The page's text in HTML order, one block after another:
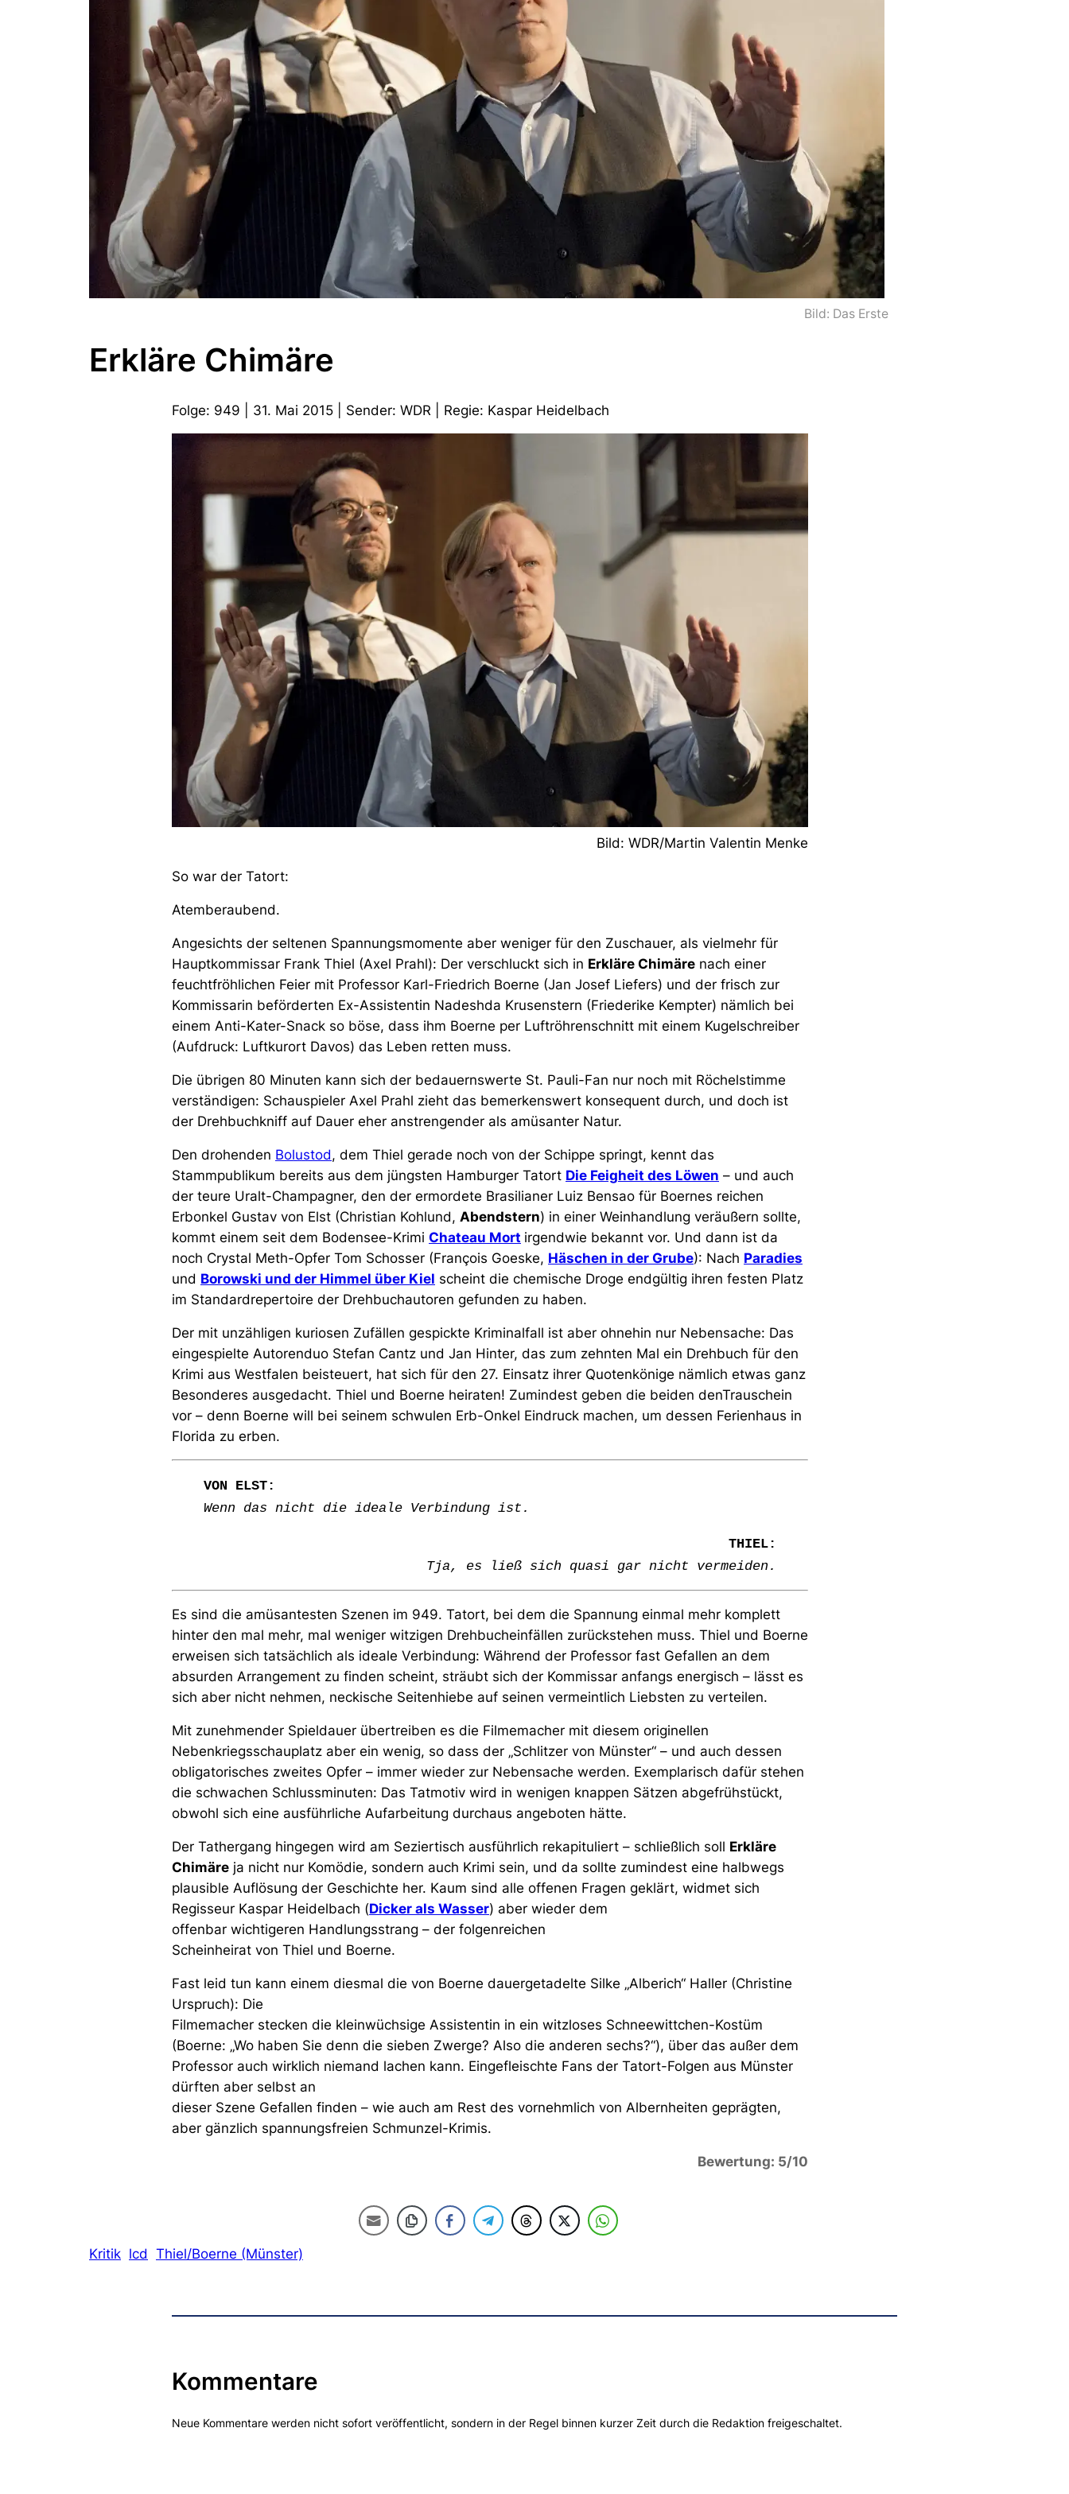
Bild: Das Erste
Erkläre Chimäre
Folge: 949 | 31. Mai 2015 | Sender: WDR | Regie: Kaspar Heidelbach
Bild: WDR/Martin Valentin Menke
So war der Tatort:
Atemberaubend.
Angesichts der seltenen Spannungsmomente aber weniger für den Zuschauer, als vielmehr für
Hauptkommissar Frank Thiel (Axel Prahl): Der verschluckt sich in Erkläre Chimäre nach einer
feuchtfröhlichen Feier mit Professor Karl-Friedrich Boerne (Jan Josef Liefers) und der frisch zur
Kommissarin beförderten Ex-Assistentin Nadeshda Krusenstern (Friederike Kempter) nämlich bei
einem Anti-Kater-Snack so böse, dass ihm Boerne per Luftröhrenschnitt mit einem Kugelschreiber
(Aufdruck: Luftkurort Davos) das Leben retten muss.
Die übrigen 80 Minuten kann sich der bedauernswerte St. Pauli-Fan nur noch mit Röchelstimme
verständigen: Schauspieler Axel Prahl zieht das bemerkenswert konsequent durch, und doch ist
der Drehbuchkniff auf Dauer eher anstrengender als amüsanter Natur.
Den drohenden Bolustod, dem Thiel gerade noch von der Schippe springt, kennt das
Stammpublikum bereits aus dem jüngsten Hamburger Tatort Die Feigheit des Löwen – und auch
der teure Uralt-Champagner, den der ermordete Brasilianer Luiz Bensao für Boernes reichen
Erbonkel Gustav von Elst (Christian Kohlund, Abendstern) in einer Weinhandlung veräußern sollte,
kommt einem seit dem Bodensee-Krimi Chateau Mort irgendwie bekannt vor. Und dann ist da
noch Crystal Meth-Opfer Tom Schosser (François Goeske, Häschen in der Grube): Nach Paradies
und Borowski und der Himmel über Kiel scheint die chemische Droge endgültig ihren festen Platz
im Standardrepertoire der Drehbuchautoren gefunden zu haben.
Der mit unzähligen kuriosen Zufällen gespickte Kriminalfall ist aber ohnehin nur Nebensache: Das
eingespielte Autorenduo Stefan Cantz und Jan Hinter, das zum zehnten Mal ein Drehbuch für den
Krimi aus Westfalen beisteuert, hat sich für den 27. Einsatz ihrer Quotenkönige nämlich etwas ganz
Besonderes ausgedacht. Thiel und Boerne heiraten! Zumindest geben die beiden denTrauschein
vor – denn Boerne will bei seinem schwulen Erb-Onkel Eindruck machen, um dessen Ferienhaus in
Florida zu erben.
VON ELST:
Wenn das nicht die ideale Verbindung ist.
THIEL:
Tja, es ließ sich quasi gar nicht vermeiden.
Es sind die amüsantesten Szenen im 949. Tatort, bei dem die Spannung einmal mehr komplett
hinter den mal mehr, mal weniger witzigen Drehbucheinfällen zurückstehen muss. Thiel und Boerne
erweisen sich tatsächlich als ideale Verbindung: Während der Professor fast Gefallen an dem
absurden Arrangement zu finden scheint, sträubt sich der Kommissar anfangs energisch – lässt es
sich aber nicht nehmen, neckische Seitenhiebe auf seinen vermeintlich Liebsten zu verteilen.
Mit zunehmender Spieldauer übertreiben es die Filmemacher mit diesem originellen
Nebenkriegsschauplatz aber ein wenig, so dass der „Schlitzer von Münster“ – und auch dessen
obligatorisches zweites Opfer – immer wieder zur Nebensache werden. Exemplarisch dafür stehen
die schwachen Schlussminuten: Das Tatmotiv wird in wenigen knappen Sätzen abgefrühstückt,
obwohl sich eine ausführliche Aufarbeitung durchaus angeboten hätte.
Der Tathergang hingegen wird am Seziertisch ausführlich rekapituliert – schließlich soll Erkläre
Chimäre ja nicht nur Komödie, sondern auch Krimi sein, und da sollte zumindest eine halbwegs
plausible Auflösung der Geschichte her. Kaum sind alle offenen Fragen geklärt, widmet sich
Regisseur Kaspar Heidelbach (Dicker als Wasser) aber wieder dem
offenbar wichtigeren Handlungsstrang – der folgenreichen
Scheinheirat von Thiel und Boerne.
Fast leid tun kann einem diesmal die von Boerne dauergetadelte Silke „Alberich“ Haller (Christine
Urspruch): Die
Filmemacher stecken die kleinwüchsige Assistentin in ein witzloses Schneewittchen-Kostüm
(Boerne: „Wo haben Sie denn die sieben Zwerge? Also die anderen sechs?“), über das außer dem
Professor auch wirklich niemand lachen kann. Eingefleischte Fans der Tatort-Folgen aus Münster
dürften aber selbst an
dieser Szene Gefallen finden – wie auch am Rest des vornehmlich von Albernheiten geprägten,
aber gänzlich spannungsfreien Schmunzel-Krimis.
Bewertung: 5/10
Kritik lcd Thiel/Boerne (Münster)
Kommentare
Neue Kommentare werden nicht sofort veröffentlicht, sondern in der Regel binnen kurzer Zeit durch die Redaktion freigeschaltet.